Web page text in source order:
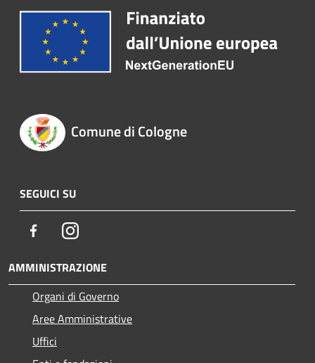
Comune di Cologne
SEGUICI SU
FacebookInstagram
AMMINISTRAZIONE
Organi di Governo
Aree Amministrative
Uffici